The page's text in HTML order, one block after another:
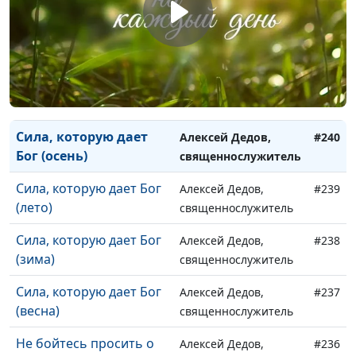
Бог верен тебе (зима)
Алексей Дедов,
священнослужитель
#242
Бог верен тебе (весна)
Алексей Дедов,
священнослужитель
#241
Сила, которую дает
Бог (осень)
Алексей Дедов,
священнослужитель
#240
Сила, которую дает Бог
(лето)
Алексей Дедов,
священнослужитель
#239
Сила, которую дает Бог
(зима)
Алексей Дедов,
священнослужитель
#238
Сила, которую дает Бог
(весна)
Алексей Дедов,
священнослужитель
#237
Не бойтесь просить о
Алексей Дедов,
#236